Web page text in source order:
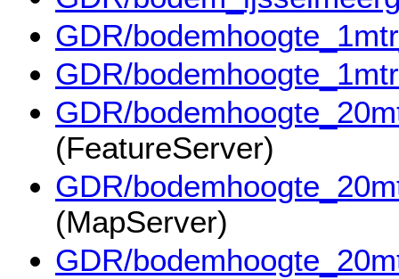
GDR/
GDR/bodemhoogte_1mtr
GDR/
(FeatureServer)
GDR/
(MapServer)
GDR/